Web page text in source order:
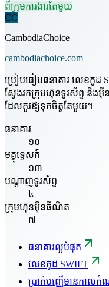
ពីក្រុមការងារតែមួយ
CC
CambodiaChoice
cambodiachoice.com
ប្រៀបធៀបធនាគារ លេខកូដ
ស្វែងរកក្រុមហ៊ុនទូរស័ព្ទ និ
ដែលគួរឱ្យទុកចិត្តតែមួយ។
ធនាគារ
១០
មគ្គុទ្ទេសក៍
១៣+
បណ្តាញទូរស័ព្ទ
៤
ក្រុមហ៊ុនអ៊ីនធឺណិត
៧
ធនាគារល្អបំផុត
លេខកូដ SWIFT
ប្រាក់បញ្ញើមានកាល